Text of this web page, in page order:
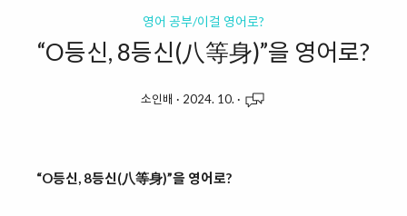
영어 공부/이걸 영어로?
“O등신, 8등신(八等身)”을 영어로?
소인배 · 2024. 10. ·
“O등신, 8등신(八等身)”을 영어로?